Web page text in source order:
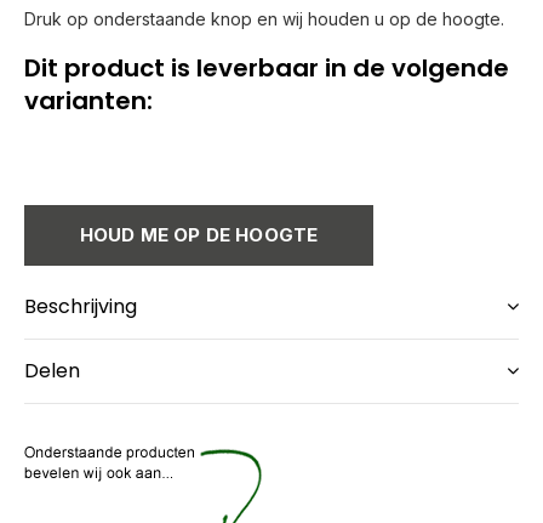
Druk op onderstaande knop en wij houden u op de hoogte.
Dit product is leverbaar in de volgende
varianten:
HOUD ME OP DE HOOGTE
Beschrijving
Delen